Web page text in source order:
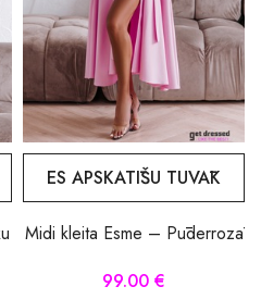
ES APSKATĪŠU TUVĀK
Midi kleita Esme – Pūderrozā
99.00 €